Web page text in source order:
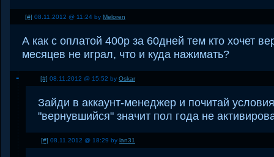
[#] 08.11.2012 @ 11:24 by Meloren
А как с оплатой 400р за 60дней тем кто хочет
месяцев не играл, что и куда нажимать?
[#] 08.11.2012 @ 15:52 by Oskar
Зайди в аккаунт-менеджер и почитай
"вернувшийся" значит пол года не
[#] 08.11.2012 @ 18:29 by lan31